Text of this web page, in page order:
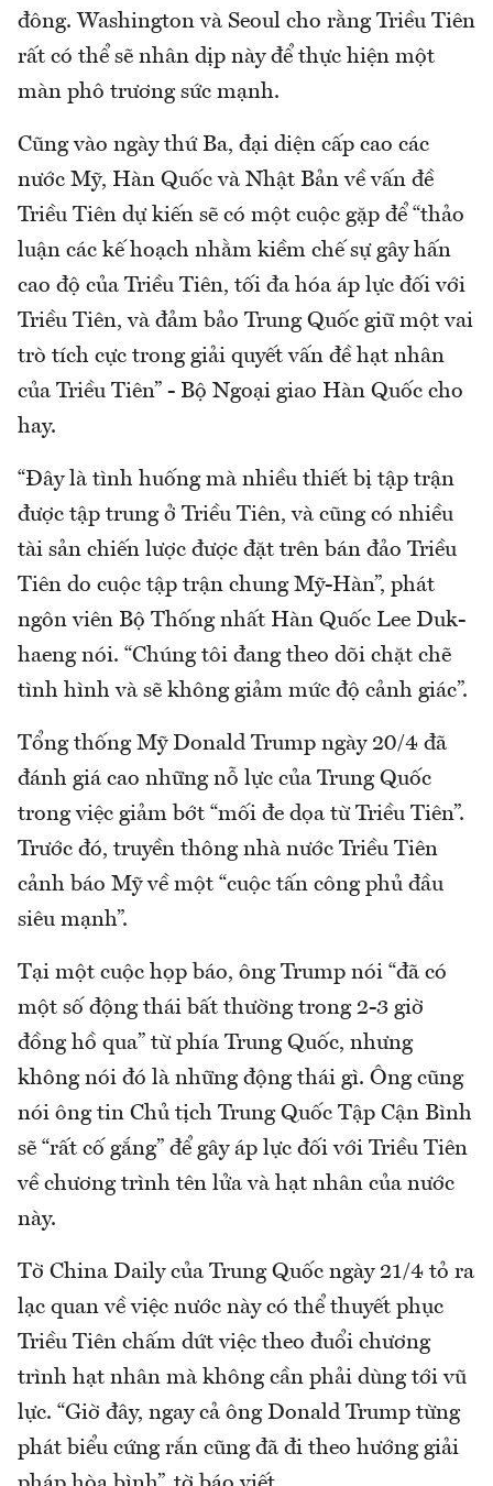
đông. Washington và Seoul cho rằng Triều Tiên
rất có thể sẽ nhân dịp này để thực hiện một
màn phô trương sức mạnh.
Cũng vào ngày thứ Ba, đại diện cấp cao các
nước Mỹ, Hàn Quốc và Nhật Bản về vấn đề
Triều Tiên dự kiến sẽ có một cuộc gặp để “thảo
luận các kế hoạch nhằm kiềm chế sự gây hấn
cao độ của Triều Tiên, tối đa hóa áp lực đối với
Triều Tiên, và đảm bảo Trung Quốc giữ một vai
trò tích cực trong giải quyết vấn đề hạt nhân
của Triều Tiên” - Bộ Ngoại giao Hàn Quốc cho
hay.
“Đây là tình huống mà nhiều thiết bị tập trận
được tập trung ở Triều Tiên, và cũng có nhiều
tài sản chiến lược được đặt trên bán đảo Triều
Tiên do cuộc tập trận chung Mỹ-Hàn”, phát
ngôn viên Bộ Thống nhất Hàn Quốc Lee Duk-
haeng nói. “Chúng tôi đang theo dõi chặt chẽ
tình hình và sẽ không giảm mức độ cảnh giác”.
Tổng thống Mỹ Donald Trump ngày 20/4 đã
đánh giá cao những nỗ lực của Trung Quốc
trong việc giảm bớt “mối đe dọa từ Triều Tiên”.
Trước đó, truyền thông nhà nước Triều Tiên
cảnh báo Mỹ về một “cuộc tấn công phủ đầu
siêu mạnh”.
Tại một cuộc họp báo, ông Trump nói “đã có
một số động thái bất thường trong 2-3 giờ
đồng hồ qua” từ phía Trung Quốc, nhưng
không nói đó là những động thái gì. Ông cũng
nói ông tin Chủ tịch Trung Quốc Tập Cận Bình
sẽ “rất cố gắng” để gây áp lực đối với Triều Tiên
về chương trình tên lửa và hạt nhân của nước
này.
Tờ China Daily của Trung Quốc ngày 21/4 tỏ ra
lạc quan về việc nước này có thể thuyết phục
Triều Tiên chấm dứt việc theo đuổi chương
trình hạt nhân mà không cần phải dùng tới vũ
lực. “Giờ đây, ngay cả ông Donald Trump từng
phát biểu cứng rắn cũng đã đi theo hướng giải